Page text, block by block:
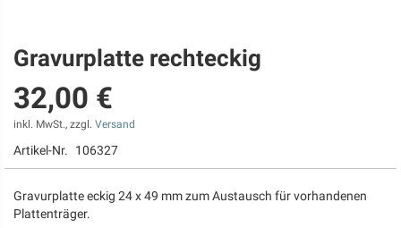
Zum
Anfang
der
Bildgalerie
springen
Gravurplatte rechteckig
32,00 €
inkl. MwSt., zzgl. Versand
Artikel-Nr. 106327
Gravurplatte eckig 24 x 49 mm zum Austausch für vorhandenen
Plattenträger.